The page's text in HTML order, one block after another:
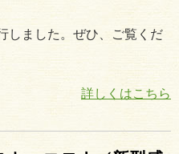
しました。ぜひ、ご覧くだ
詳しくはこちら